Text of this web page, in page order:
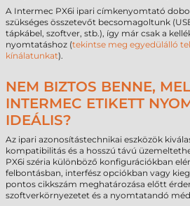
A Intermec PX6i ipari címkenyomtató
szükséges összetevőt becsomagoltunk
tápkábel, szoftver, stb.), így már csak a
nyomtatáshoz (tekintse meg egyedülálló
kínálatunkat).
NEM BIZTOS BENNE,
INTERMEC ETIKETT
IDEÁLIS?
Az ipari azonosítástechnikai eszközök
kompatibilitás és a hosszú távú
PX6i széria különböző konfigurációkban
felbontásban, interfész opciókban vagy
pontos cikkszám meghatározása előtt
szoftverkörnyezetet és a nyomtatandó